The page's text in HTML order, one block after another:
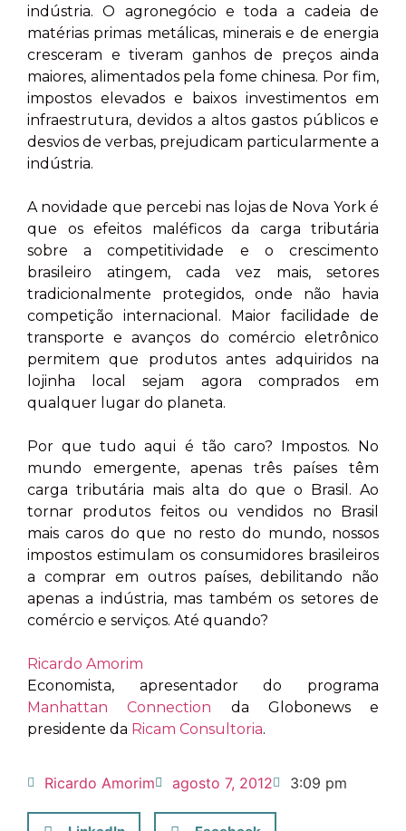
indústria. O agronegócio e toda a cadeia de
matérias primas metálicas, minerais e de energia
cresceram e tiveram ganhos de preços ainda
maiores, alimentados pela fome chinesa. Por fim,
impostos elevados e baixos investimentos em
infraestrutura, devidos a altos gastos públicos e
desvios de verbas, prejudicam particularmente a
indústria.
A novidade que percebi nas lojas de Nova York é
que os efeitos maléficos da carga tributária
sobre a competitividade e o crescimento
brasileiro atingem, cada vez mais, setores
tradicionalmente protegidos, onde não havia
competição internacional. Maior facilidade de
transporte e avanços do comércio eletrônico
permitem que produtos antes adquiridos na
lojinha local sejam agora comprados em
qualquer lugar do planeta.
Por que tudo aqui é tão caro? Impostos. No
mundo emergente, apenas três países têm
carga tributária mais alta do que o Brasil. Ao
tornar produtos feitos ou vendidos no Brasil
mais caros do que no resto do mundo, nossos
impostos estimulam os consumidores brasileiros
a comprar em outros países, debilitando não
apenas a indústria, mas também os setores de
comércio e serviços. Até quando?
Ricardo Amorim
Economista, apresentador do programa
Manhattan Connection da Globonews e
presidente da Ricam Consultoria.
Ricardo Amorim agosto 7, 2012 3:09 pm